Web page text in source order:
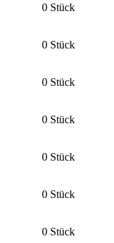
0 Stück
0 Stück
0 Stück
0 Stück
0 Stück
0 Stück
0 Stück